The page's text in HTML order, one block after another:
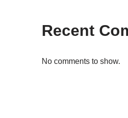
Recent
No comments to show.